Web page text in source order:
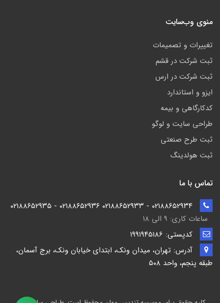
منوی وب‌سایت
تغییرات و تصمیمات
ثبت شرکت در قشم
ثبت شرکت در ارس
ایزو و استاندارد
کدکارگاهی و بیمه
طراحی سایت و لوگو
ثبت طرح صنعتی
ثبت هولدینگ
تماس با ما
ساعات کاری: ۹ الی ۱۸
کدپستی: ۱۹۹۱۹۴5186
آدرس: تهران، میدان ونک، ابتدای خیابان ونک، برج آسمان،
طبقه پنجم، واحد ۵۰۸